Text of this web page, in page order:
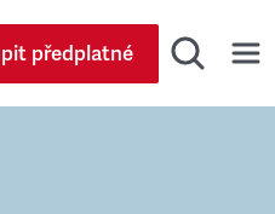
předplatné